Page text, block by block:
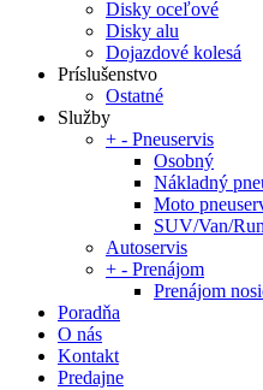
Disky oceľové
Disky alu
Dojazdové kolesá
Príslušenstvo
Ostatné
Služby
+ - Pneuservis
Osobný
Nákladný
Moto
SUV/Van/
Autoservis
+ - Prenájom
Prenájom
Poradňa
O nás
Kontakt
Predajne